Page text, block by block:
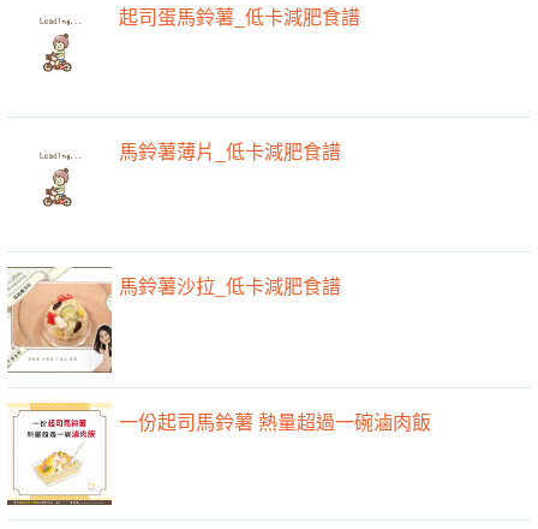
起司蛋馬鈴薯_低卡減肥食譜
馬鈴薯薄片_低卡減肥食譜
馬鈴薯沙拉_低卡減肥食譜
一份起司馬鈴薯 熱量超過一碗滷肉飯